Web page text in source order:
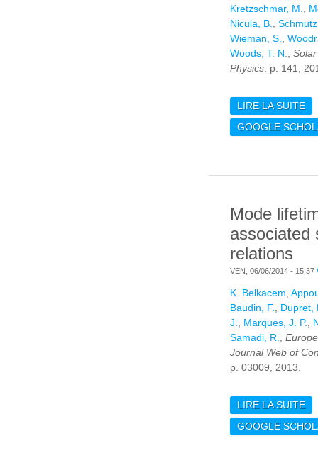
Kretzschmar, M.
Nicula, B.
Wieman, S.
Woods, T. N.
Physics . p. 141,
LIRE LA SUITE
GOOGLE
Mode
associated
relations
VEN, 06/06/2014 - 15:37
K. Belkacem
Baudin, F.
Dupret,
J.
Marques, J. P.
Samadi, R.
Journal Web of
p. 03009, 2013.
LIRE LA SUITE
GOOGLE